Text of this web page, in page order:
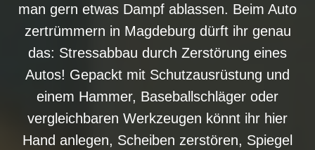
man gern etwas Dampf ablassen. Beim Auto
zertrümmern in Magdeburg dürft ihr genau
das: Stressabbau durch Zerstörung eines
Autos! Gepackt mit Schutzausrüstung und
einem Hammer, Baseballschläger oder
vergleichbaren Werkzeugen könnt ihr hier
Hand anlegen, Scheiben zerstören, Spiegel